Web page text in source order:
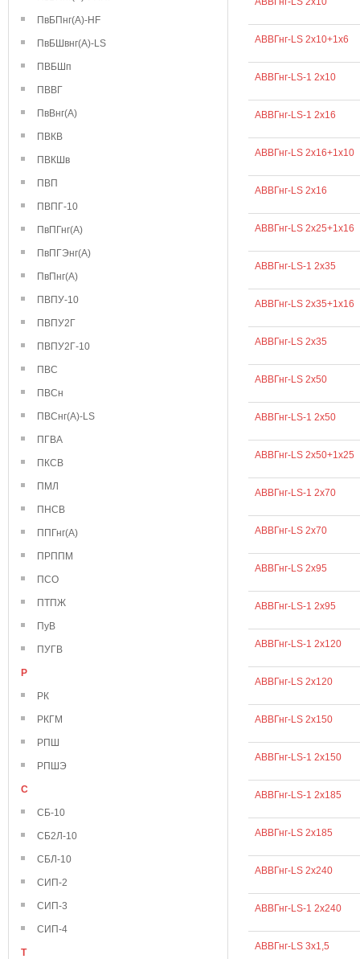
ПвБПнг(А)-HF
ПвБШвнг(А)-LS
ПВБШп
ПВВГ
ПвВнг(А)
ПВКВ
ПВКШв
ПВП
ПВПГ-10
ПвПГнг(А)
ПвПГЭнг(А)
ПвПнг(А)
ПВПУ-10
ПВПУ2Г
ПВПУ2Г-10
ПВС
ПВСн
ПВСнг(А)-LS
ПГВА
ПКСВ
ПМЛ
ПНСВ
ППГнг(А)
ПРППМ
ПСО
ПТПЖ
ПуВ
ПУГВ
Р
РК
РКГМ
РПШ
РПШЭ
С
СБ-10
СБ2Л-10
СБЛ-10
СИП-2
СИП-3
СИП-4
Т
АВВГнг-LS 2х10+1х6
АВВГнг-LS-1 2х10
АВВГнг-LS-1 2х16
АВВГнг-LS 2х16+1х10
АВВГнг-LS 2х16
АВВГнг-LS 2х25+1х16
АВВГнг-LS-1 2х35
АВВГнг-LS 2х35+1х16
АВВГнг-LS 2х35
АВВГнг-LS 2х50
АВВГнг-LS-1 2х50
АВВГнг-LS 2х50+1х25
АВВГнг-LS-1 2х70
АВВГнг-LS 2х70
АВВГнг-LS 2х95
АВВГнг-LS-1 2х95
АВВГнг-LS-1 2х120
АВВГнг-LS 2х120
АВВГнг-LS 2х150
АВВГнг-LS-1 2х150
АВВГнг-LS-1 2х185
АВВГнг-LS 2х185
АВВГнг-LS 2х240
АВВГнг-LS-1 2х240
АВВГнг-LS 3х1,5